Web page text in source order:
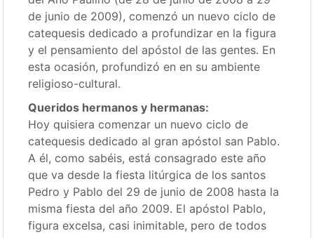
de junio de 2009), comenzó un nuevo ciclo de
catequesis dedicado a profundizar en la figura
y el pensamiento del apóstol de las gentes. En
esta ocasión, profundizó en en su ambiente
religioso-cultural.
Queridos hermanos y hermanas:
Hoy quisiera comenzar un nuevo ciclo de
catequesis dedicado al gran apóstol san Pablo.
A él, como sabéis, está consagrado este año
que va desde la fiesta litúrgica de los santos
Pedro y Pablo del 29 de junio de 2008 hasta la
misma fiesta del año 2009. El apóstol Pablo,
figura excelsa, casi inimitable, pero de todos